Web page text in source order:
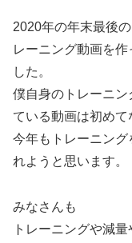
2020年の年末最後
レーニング動画を
した。
僕自身のトレーニ
ている動画は初め
今年もトレーニング
れようと思います。
みなさんも
トレーニングや減